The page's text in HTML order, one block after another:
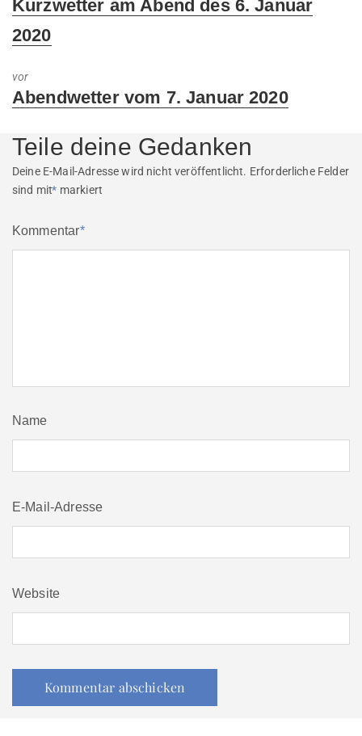
Kurzwetter am Abend des 6. Januar
2020
vor
Next
Abendwetter vom 7. Januar 2020
Teile deine Gedanken
Deine E-Mail-Adresse wird nicht veröffentlicht. Erforderliche Felder
sind mit* markiert
Kommentar*
Name
E-Mail-Adresse
Website